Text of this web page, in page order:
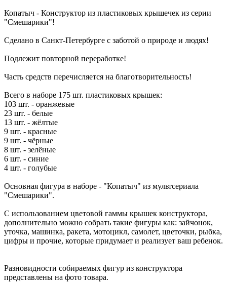
Копатыч - Конструктор из пластиковых крышечек из серии
"Смешарики"!
Сделано в Санкт-Петербурге с заботой о природе и людях!
Подлежит повторной переработке!
Часть средств перечисляется на благотворительность!
Всего в наборе 175 шт. пластиковых крышек:
103 шт. - оранжевые
23 шт. - белые
13 шт. - жёлтые
9 шт. - красные
9 шт. - чёрные
8 шт. - зелёные
6 шт. - синие
4 шт. - голубые
Основная фигура в наборе - "Копатыч" из мультсериала
"Смешарики".
С использованием цветовой гаммы крышек конструктора,
дополнительно можно собрать такие фигуры как: зайчонок,
уточка, машинка, ракета, мотоцикл, самолет, цветочки, рыбка,
цифры и прочие, которые придумает и реализует ваш ребенок.
Разновидности собираемых фигур из конструктора
представлены на фото товара.